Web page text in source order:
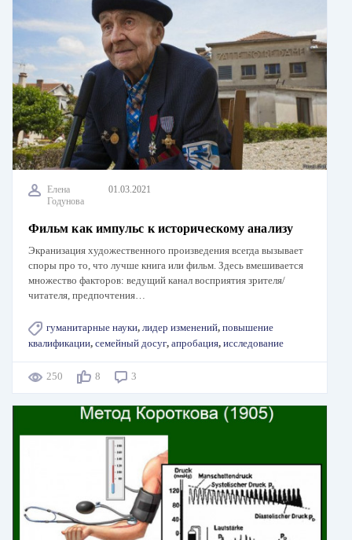
Елена
Годунова
01.03.2021
Фильм как импульс к историческому анализу
Экранизация художественного произведения всегда вызывает
споры про то, что лучше книга или фильм. Здесь вмешивается
множество факторов: ведущий канал восприятия зрителя/
читателя, предпочтения…
гуманитарные науки, лидер изменений, повышение
квалификации, семейный досуг, апробация, исследование
250 8 3